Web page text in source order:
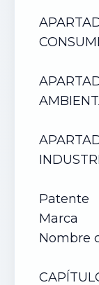
Patente
Marca
Nombre